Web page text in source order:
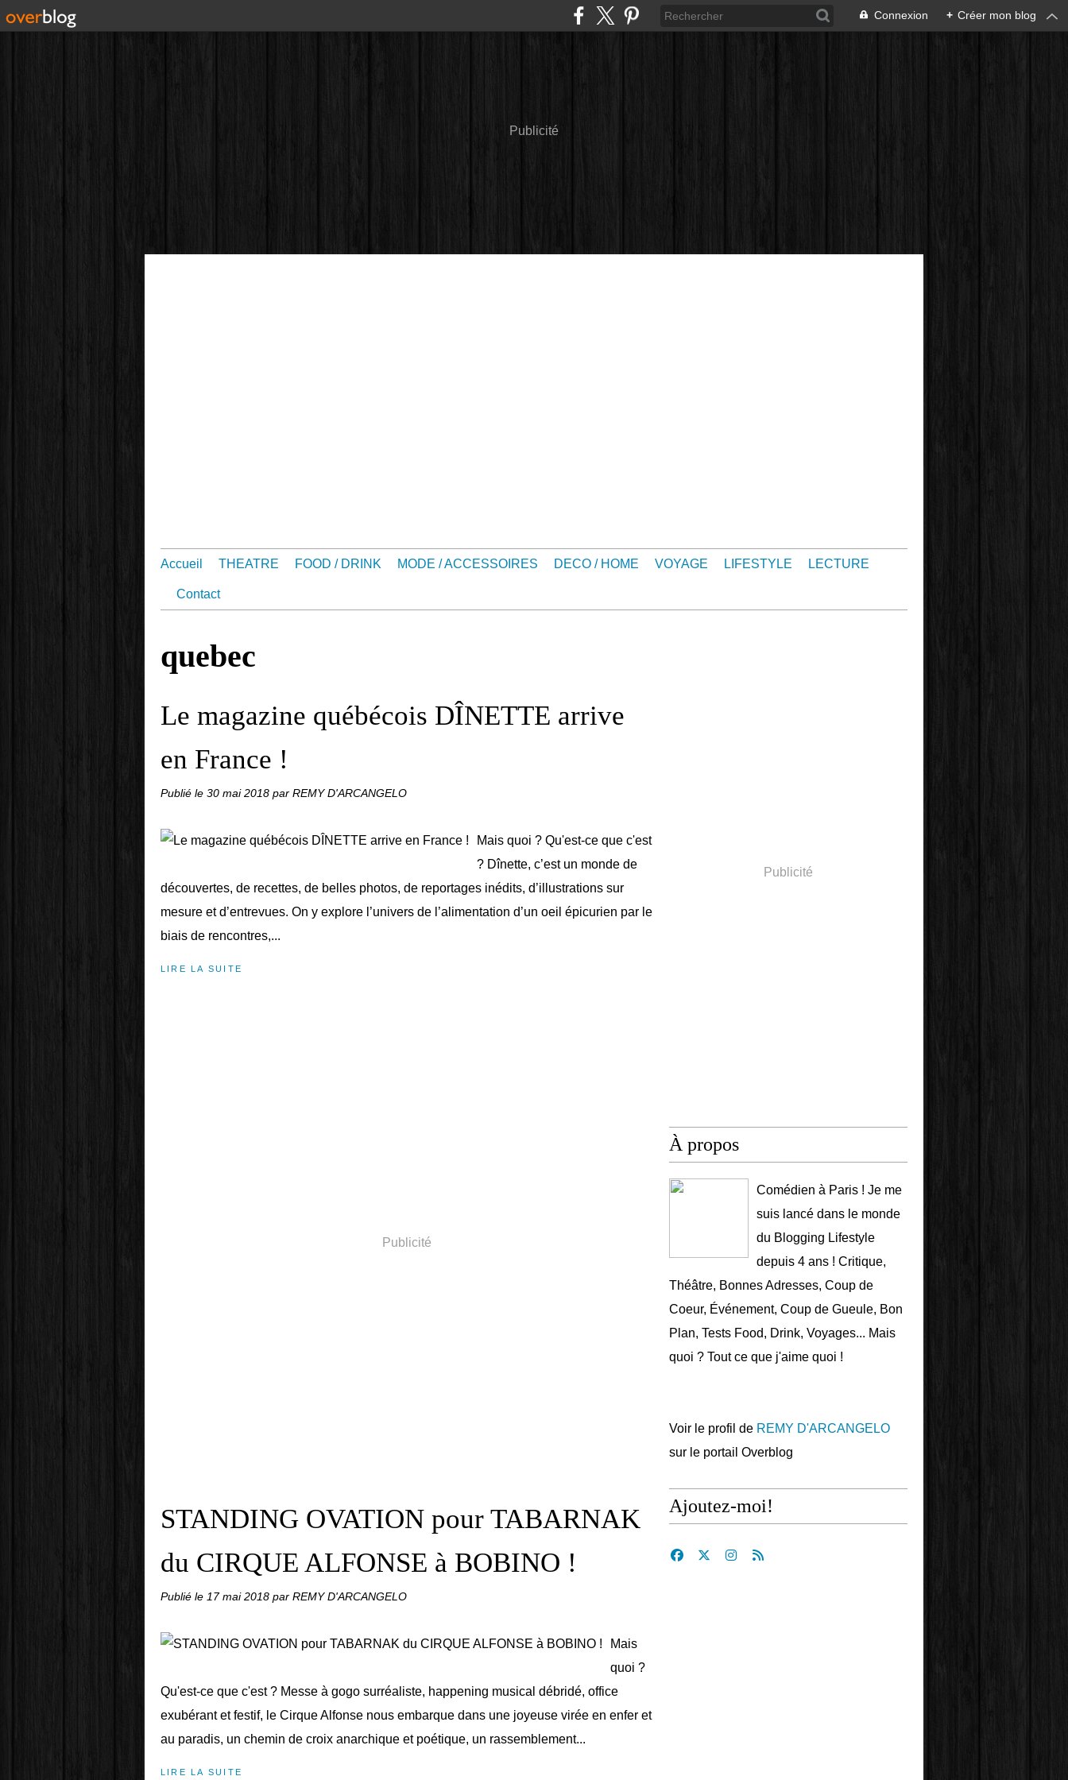
Connexion + Créer mon blog
Publicité
Accueil THEATRE FOOD / DRINK MODE / ACCESSOIRES DECO / HOME VOYAGE LIFESTYLE LECTURE
Contact
quebec
Le magazine québécois DÎNETTE arrive
en France !
Publié le 30 mai 2018 par REMY D'ARCANGELO
Mais quoi ? Qu'est-ce que c'est
? Dînette, c’est un monde de
découvertes, de recettes, de belles photos, de reportages inédits, d’illustrations sur
mesure et d’entrevues. On y explore l’univers de l’alimentation d’un oeil épicurien par le
biais de rencontres,...
LIRE LA SUITE
Publicité
STANDING OVATION pour TABARNAK
du CIRQUE ALFONSE à BOBINO !
Publié le 17 mai 2018 par REMY D'ARCANGELO
Mais
quoi ?
Qu'est-ce que c'est ? Messe à gogo surréaliste, happening musical débridé, office
exubérant et festif, le Cirque Alfonse nous embarque dans une joyeuse virée en enfer et
au paradis, un chemin de croix anarchique et poétique, un rassemblement...
LIRE LA SUITE
Publicité
À propos
Comédien à Paris ! Je me
suis lancé dans le monde
du Blogging Lifestyle
depuis 4 ans ! Critique,
Théâtre, Bonnes Adresses, Coup de
Coeur, Événement, Coup de Gueule, Bon
Plan, Tests Food, Drink, Voyages... Mais
quoi ? Tout ce que j'aime quoi !
Voir le profil de REMY D'ARCANGELO
sur le portail Overblog
Ajoutez-moi!